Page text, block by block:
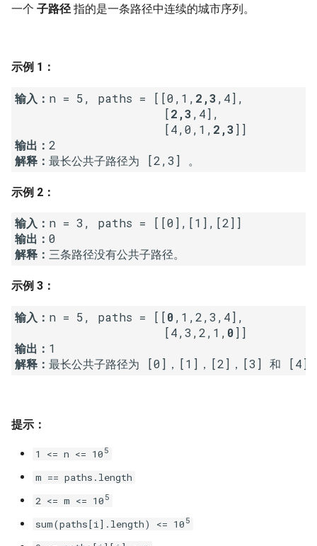
13. 机器人的运动范围
16. 数值的整数次方
17. 打印从 1 到最大的 n 位数
18. 删除链表的节点
19. 正则表达式匹配
20. 表示数值的字符串
21. 调整数组顺序使奇数位于
22. 链表中倒数第 k 个节点
26. 树的子结构
10. 和为 k 的子数组
14. 字符串中的变位词
16. 不含重复字符的最长子字
符串
串
18. 有效的回文
19. 最多删除一个字符得到回
文
点
22. 链表中环的入口节点
23. 两个链表的第一个重合节
2.2. 返回倒数第 k 个节点
2.6. 回文链表
2.7. 链表相交
2.8. 环路检测
3.1. 三合一
3.2. 栈的最小值
3.3. 堆盘子
3.4. 化栈为队
3.6. 动物收容所
4.1. 节点间通路
4.2. 最小高度树
4.3. 特定深度节点链表
一个 子路径指的是一条路径中连续的城市序列。
示例 1：
输入： n = 5, paths = [[0,1, 2,3,4],
                     [
2,3,4],
                     [4,0,1,
2,3
输出：
解释：
示例 2：
输入：
输出：
解释：
示例 3：
输入： n = 5, paths = [[0,1,2,3,4],
                     [4,3,2,1,
0
输出：
解释： 最长公共子路径为 [0]，[1]，[2]，[3] 和 [4]
提示：
1 <= n <= 10 5
m == paths.length
2 <= m <= 10 5
sum(paths[i].length) <= 10 5